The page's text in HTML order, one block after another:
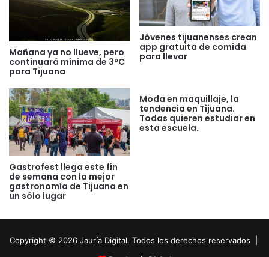
Mañana ya no llueve, pero
continuará mínima de 3ºC
para Tijuana
Jóvenes tijuanenses crean
app gratuita de comida
para llevar
Gastrofest llega este fin
de semana con la mejor
gastronomía de Tijuana en
un sólo lugar
Moda en maquillaje, la
tendencia en Tijuana.
Todas quieren estudiar en
esta escuela.
Copyright © 2026 Jauría Digital. Todos los derechos reservados |